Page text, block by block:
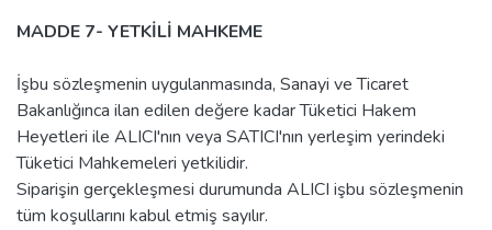
MADDE 7- YETKİLİ MAHKEME
İşbu sözleşmenin uygulanmasında, Sanayi ve Ticaret
Bakanlığınca ilan edilen değere kadar Tüketici Hakem
Heyetleri ile ALICI'nın veya SATICI'nın yerleşim yerindeki
Tüketici Mahkemeleri yetkilidir.
Siparişin gerçekleşmesi durumunda ALICI işbu sözleşmenin
tüm koşullarını kabul etmiş sayılır.